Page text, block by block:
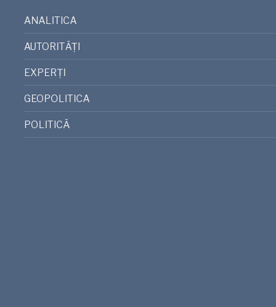
ANALITICA
AUTORITĂȚI
EXPERȚI
GEOPOLITICA
POLITICĂ